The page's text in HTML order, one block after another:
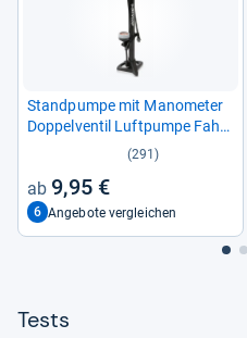
Stand­pumpe mit Mano­me­ter
Dop­pel­ven­til Luft­pumpe Fahr­
rad Pumpe 160 PSI 11 Bar
(291)
9,95 €
6 Angebote vergleichen
Tests